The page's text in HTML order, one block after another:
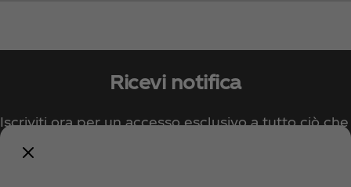
Ricevi notifica
Iscriviti ora per un accesso esclusivo a tutto ciò che